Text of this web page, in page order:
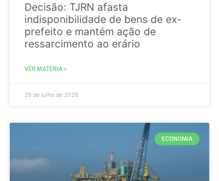
Decisão: TJRN afasta
indisponibilidade de bens de ex-
prefeito e mantém ação de
ressarcimento ao erário
VER MATÉRIA »
29 de julho de 2026
ECONOMIA